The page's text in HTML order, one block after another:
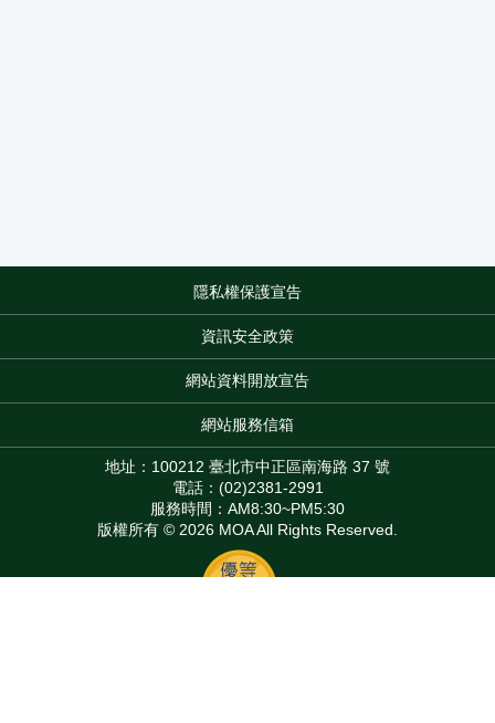
隱私權保護宣告
資訊安全政策
網站資料開放宣告
網站服務信箱
地址：100212 臺北市中正區南海路 37 號
電話：(02)2381-2991
服務時間：AM8:30~PM5:30
版權所有 © 2026 MOA All Rights Reserved.